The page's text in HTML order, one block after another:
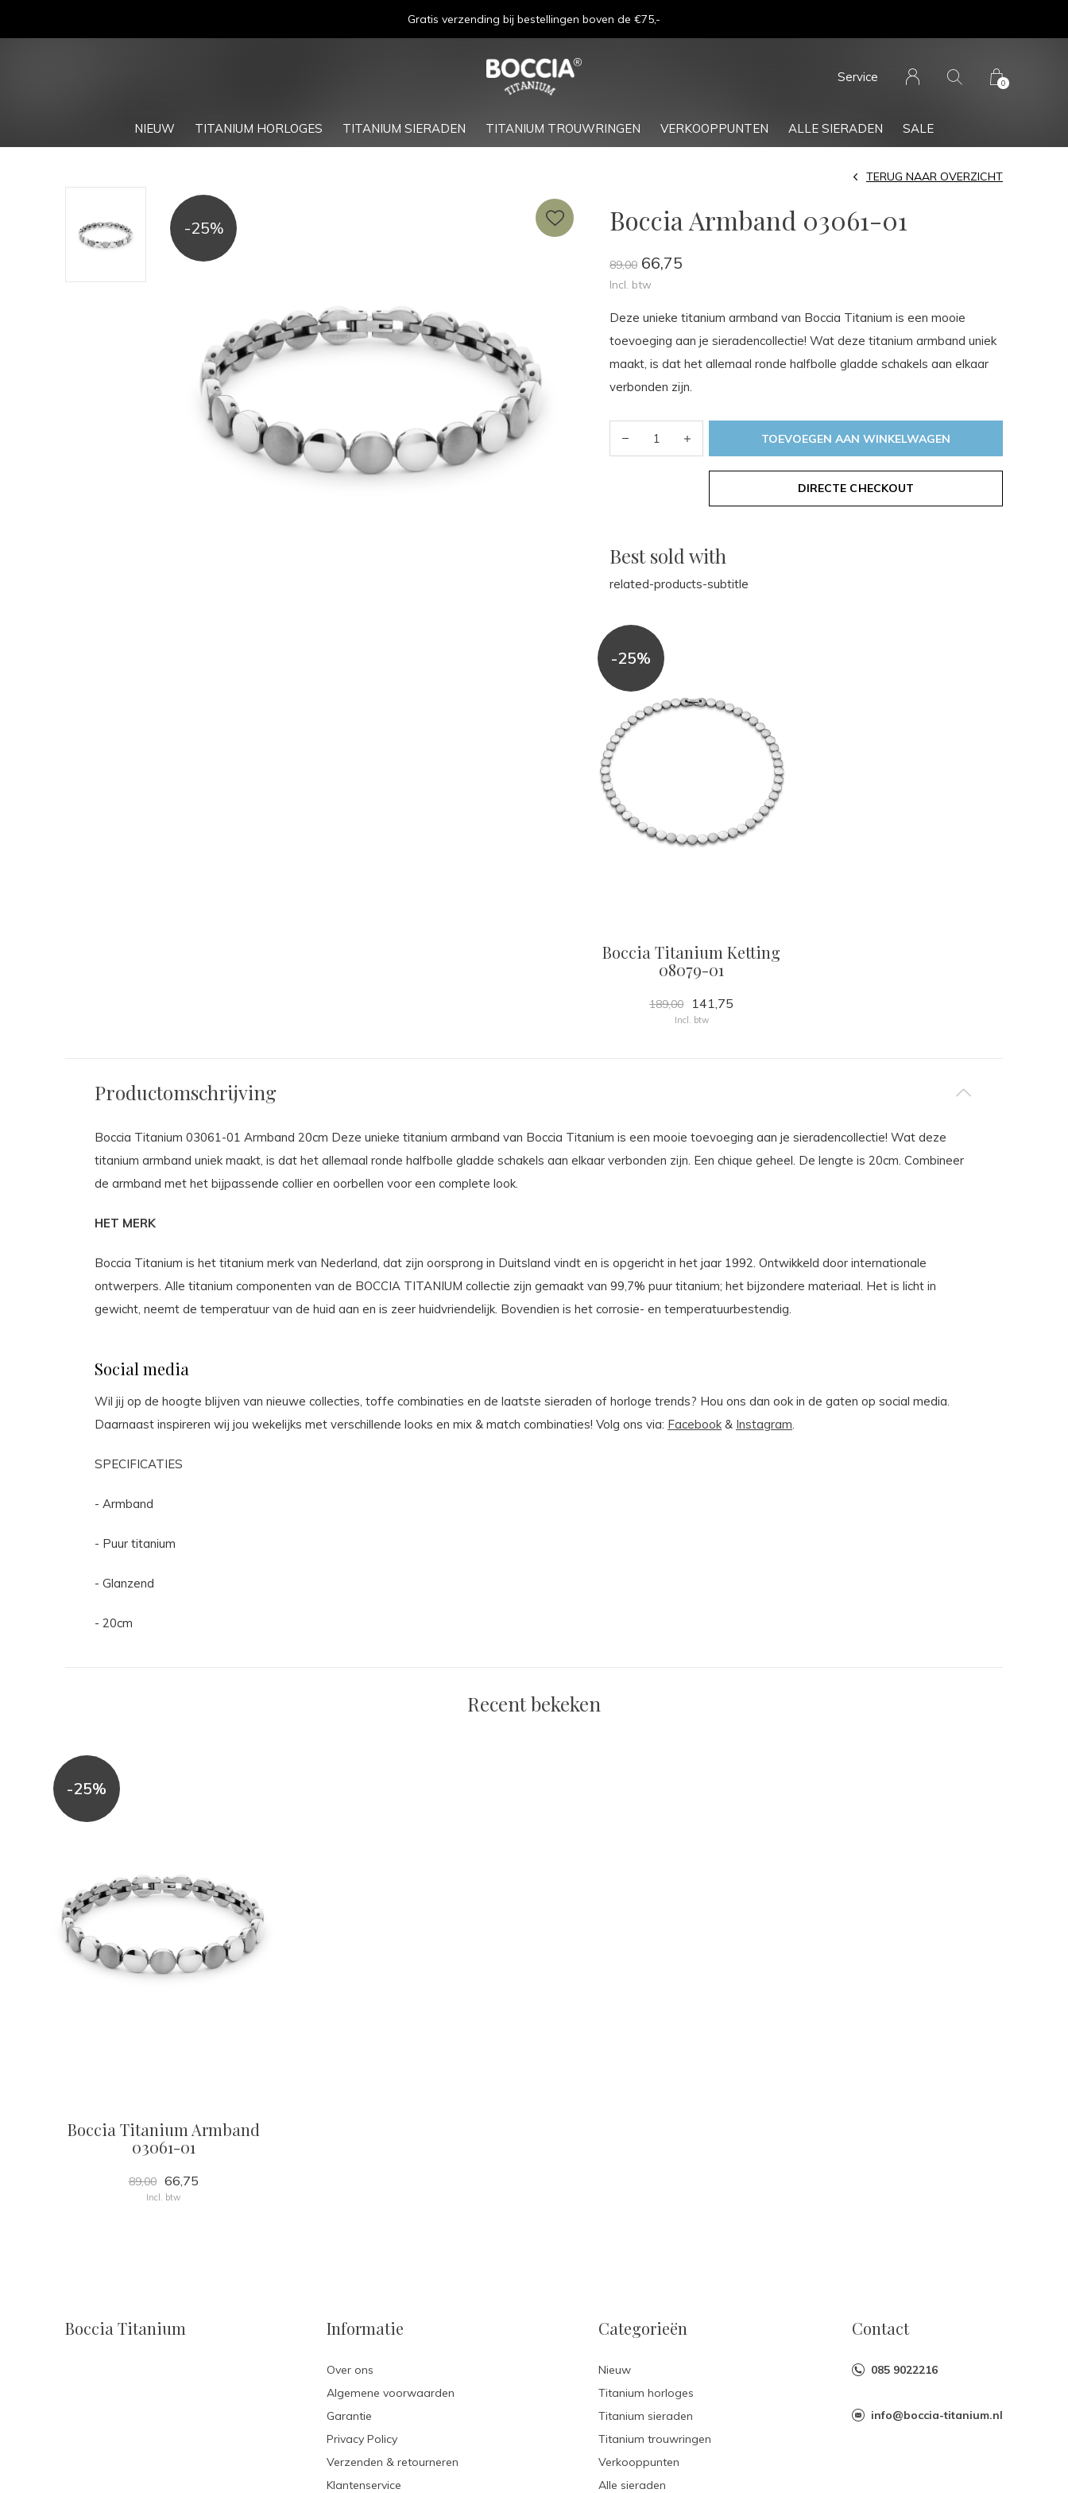
NIEUW TITANIUM HORLOGES TITANIUM SIERADEN TITANIUM TROUWRINGEN VERKOOPPUNTEN ALLE SIERADEN SALE
Service 0
Gratis verzending bij bestellingen boven de €75,-
-25% Boccia Armband 03061-01
TERUG NAAR OVERZICHT
89,00 66,75
Incl. btw
Deze unieke titanium armband van Boccia Titanium is een mooie
toevoeging aan je sieradencollectie! Wat deze titanium armband uniek
maakt, is dat het allemaal ronde halfbolle gladde schakels aan elkaar
verbonden zijn.
TOEVOEGEN AAN WINKELWAGEN
DIRECTE CHECKOUT
Best sold with
related-products-subtitle
-25%
Boccia Titanium Ketting
08079-01
189,00 141,75
Incl. btw
Productomschrijving
Boccia Titanium 03061-01 Armband 20cm Deze unieke titanium armband van Boccia Titanium is een mooie toevoeging aan je sieradencollectie! Wat deze
titanium armband uniek maakt, is dat het allemaal ronde halfbolle gladde schakels aan elkaar verbonden zijn. Een chique geheel. De lengte is 20cm. Combineer
de armband met het bijpassende collier en oorbellen voor een complete look.
HET MERK
Boccia Titanium is het titanium merk van Nederland, dat zijn oorsprong in Duitsland vindt en is opgericht in het jaar 1992. Ontwikkeld door internationale
ontwerpers. Alle titanium componenten van de BOCCIA TITANIUM collectie zijn gemaakt van 99,7% puur titanium; het bijzondere materiaal. Het is licht in
gewicht, neemt de temperatuur van de huid aan en is zeer huidvriendelijk. Bovendien is het corrosie- en temperatuurbestendig.
Social media
Wil jij op de hoogte blijven van nieuwe collecties, toffe combinaties en de laatste sieraden of horloge trends? Hou ons dan ook in de gaten op social media.
Daarnaast inspireren wij jou wekelijks met verschillende looks en mix & match combinaties! Volg ons via: Facebook & Instagram
SPECIFICATIES
- Armband
- Puur titanium
- Glanzend
- 20cm
Recent bekeken
-25%
Boccia Titanium Armband
03061-01
89,00 66,75
Incl. btw
Boccia Titanium Informatie
Over ons
Algemene voorwaarden
Garantie
Privacy Policy
Verzenden & retourneren
Klantenservice
Categorieën
Nieuw
Titanium horloges
Titanium sieraden
Titanium trouwringen
Verkooppunten
Alle sieraden
Contact
085 9022216
info@boccia-titanium.nl